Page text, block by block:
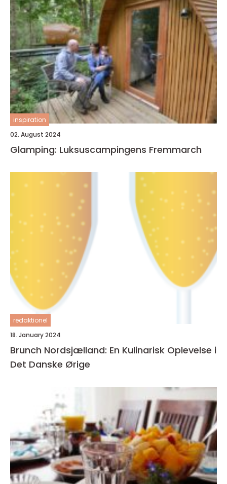
inspiration
02. August 2024
Glamping: Luksuscampingens Fremmarch
redaktionel
18. January 2024
Brunch Nordsjælland: En Kulinarisk Oplevelse i
Det Danske Ørige